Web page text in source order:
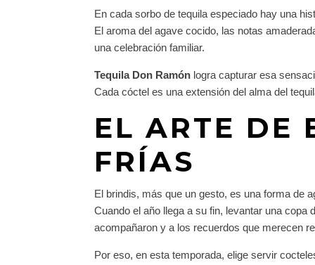
En cada sorbo de tequila especiado hay una
El aroma del agave cocido, las notas
una celebración familiar.
Tequila Don Ramón logra capturar esa
Cada cóctel es una extensión del alma del
EL ARTE DE
FRÍAS
El brindis, más que un gesto, es una forma de
Cuando el año llega a su fin, levantar una copa
acompañaron y a los recuerdos que merecen
Por eso, en esta temporada, elige servir